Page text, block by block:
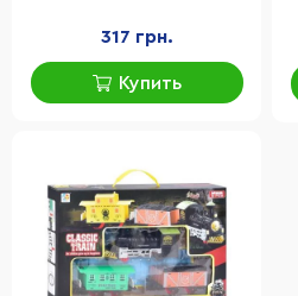
317 грн.
Купить